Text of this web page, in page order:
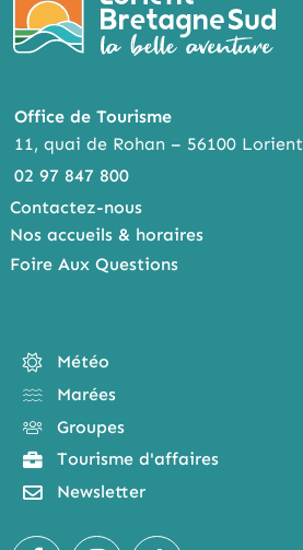
Office de Tourisme
11, quai de Rohan – 56100 Lorient
02 97 847 800
Contactez-nous
Nos accueils & horaires
Foire Aux Questions
Météo
Marées
Groupes
Tourisme d'affaires
Newsletter